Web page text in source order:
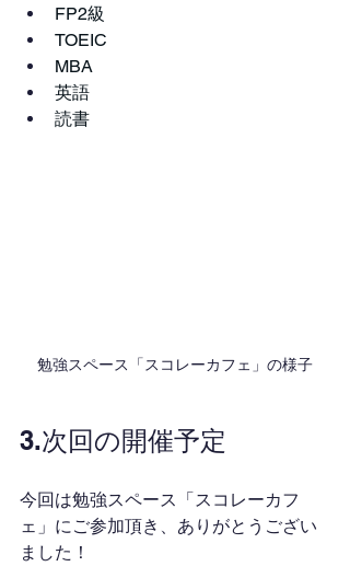
FP2級
TOEIC
MBA
英語
読書
勉強スペース「スコレーカフェ」の様子
3.次回の開催予定
今回は勉強スペース「スコレーカフ
ェ」にご参加頂き、ありがとうござい
ました！